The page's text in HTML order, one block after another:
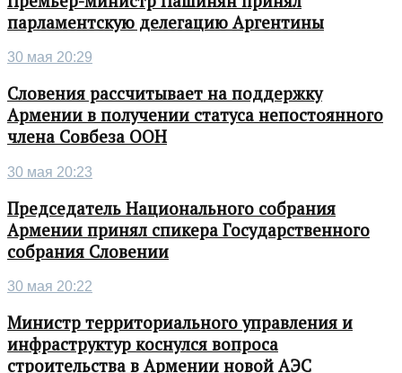
парламентскую делегацию Аргентины
30 мая 20:29
Словения рассчитывает на поддержку
Армении в получении статуса непостоянного
члена Совбеза ООН
30 мая 20:23
Председатель Национального собрания
Армении принял спикера Государственного
собрания Словении
30 мая 20:22
Министр территориального управления и
инфраструктур коснулся вопроса
строительства в Армении новой АЭС